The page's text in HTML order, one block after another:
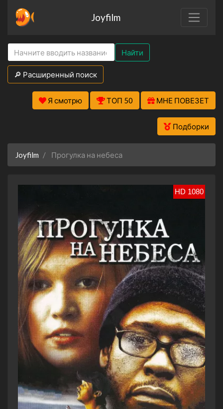
Joyfilm
Найти
🔎 Расширенный поиск
Я смотрю ТОП 50 МНЕ ПОВЕЗЕТ
Подборки
Joyfilm Прогулка на небеса
HD 1080